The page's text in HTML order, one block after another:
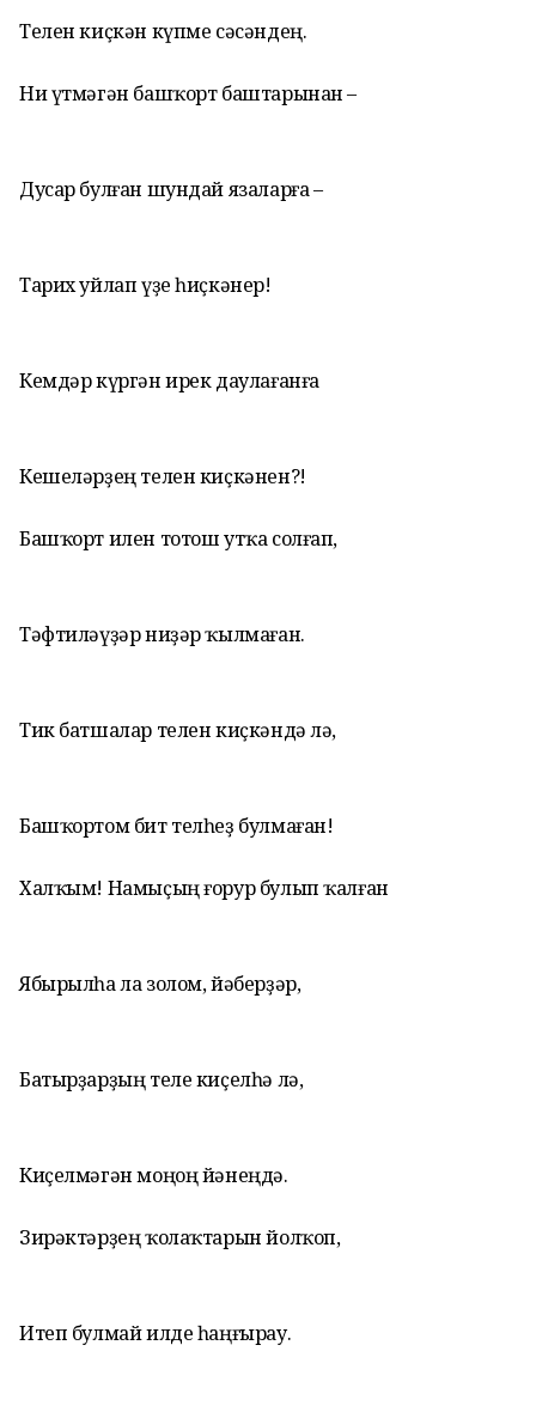
Телен киҫкән күпме сәсәндең.
Ни үтмәгән башҡорт баштарынан –
Дусар булған шундай язаларға –
Тарих уйлап үҙе һиҫкәнер!
Кемдәр күргән ирек даулағанға
Кешеләрҙең телен киҫкәнен?!
Башҡорт илен тотош утҡа солғап,
Тәфтиләүҙәр ниҙәр ҡылмаған.
Тик батшалар телен киҫкәндә лә,
Башҡортом бит телһеҙ булмаған!
Халҡым! Намыҫың ғорур булып ҡалған
Ябырылһа ла золом, йәберҙәр,
Батырҙарҙың теле киҫелһә лә,
Киҫелмәгән моңоң йәнеңдә.
Зирәктәрҙең ҡолаҡтарын йолҡоп,
Итеп булмай илде һаңғырау.